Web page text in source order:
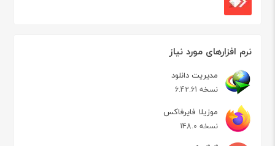
نرم افزارهای مورد نیاز
مدیریت دانلود
نسخه 6.42.61
موزیلا فایرفاکس
نسخه 148.0